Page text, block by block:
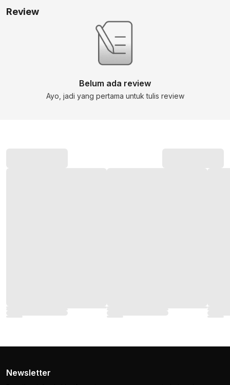
Newsletter
Review
Belum ada review
Ayo, jadi yang pertama untuk tulis review